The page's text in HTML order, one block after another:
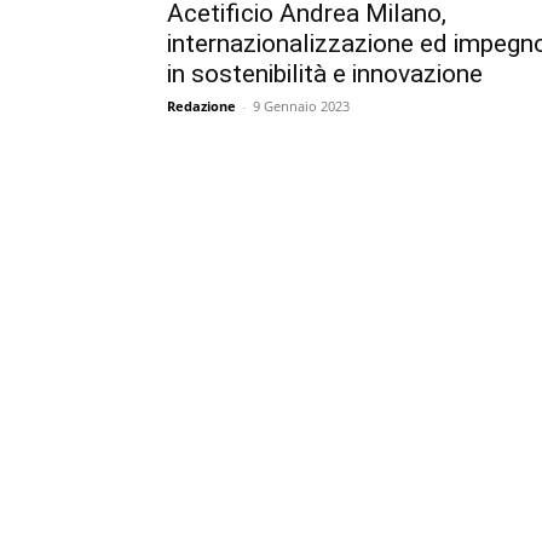
Acetificio Andrea Milano,
internazionalizzazione ed
in sostenibilità e innovazione
Redazione - 9 Gennaio 2023